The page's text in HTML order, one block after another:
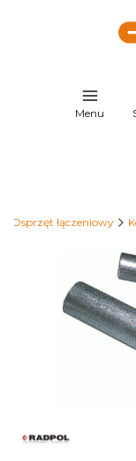
Menu
Osprzęt łączeniowy